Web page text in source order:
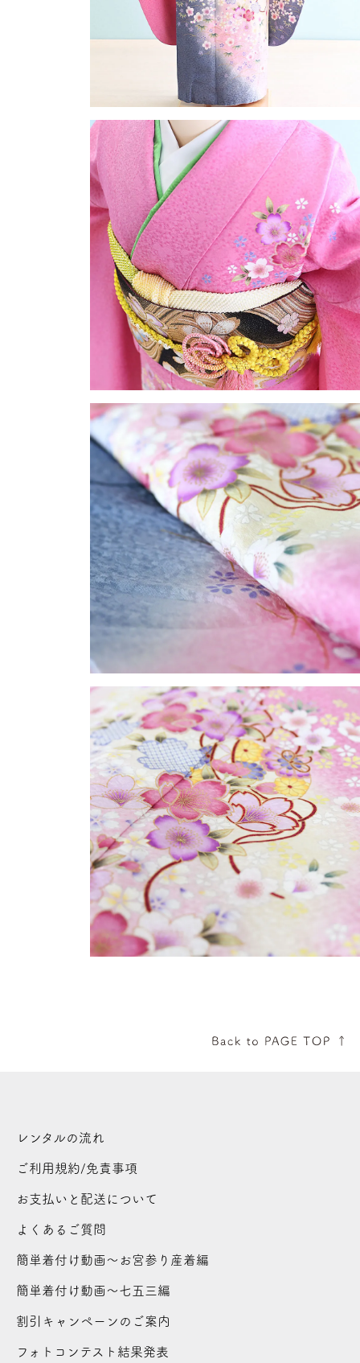
レンタルの流れ
ご利用規約/免責事項
お支払いと配送について
よくあるご質問
簡単着付け動画～お宮参り産着編
簡単着付け動画～七五三編
割引キャンペーンのご案内
フォトコンテスト結果発表